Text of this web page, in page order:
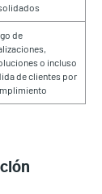
de
o incluso
de clientes por